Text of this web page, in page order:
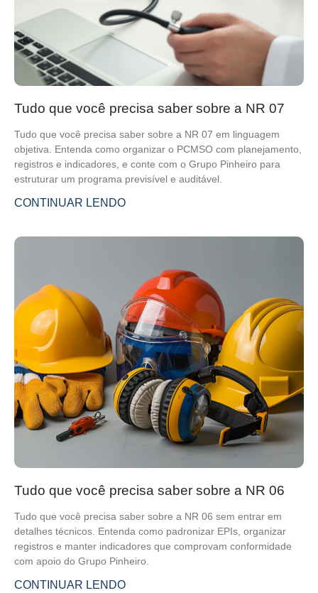
Tudo que você precisa saber sobre a NR 07
Tudo que você precisa saber sobre a NR 07 em linguagem
objetiva. Entenda como organizar o PCMSO com planejamento,
registros e indicadores, e conte com o Grupo Pinheiro para
estruturar um programa previsível e auditável.
CONTINUAR LENDO
Tudo que você precisa saber sobre a NR 06
Tudo que você precisa saber sobre a NR 06 sem entrar em
detalhes técnicos. Entenda como padronizar EPIs, organizar
registros e manter indicadores que comprovam conformidade
com apoio do Grupo Pinheiro.
CONTINUAR LENDO